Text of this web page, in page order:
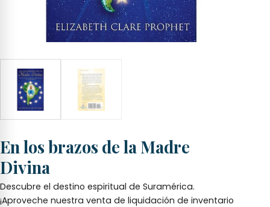
En los brazos de la Madre
Divina
Descubre el destino espiritual de Suramérica.
¡Aproveche nuestra venta de liquidación de inventario